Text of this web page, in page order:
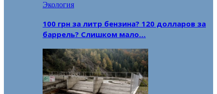
Экология
100 грн за литр бензина? 120 долларов за
баррель? Слишком мало…